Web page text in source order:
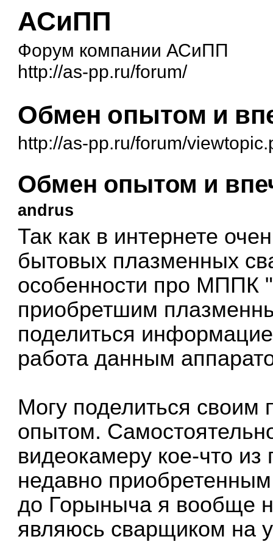
АСиПП
Форум компании АСиПП
http://as-pp.ru/forum/
Обмен опытом и
http://as-pp.ru/forum/
Обмен опытом и
andrus
Так как в интернете
бытовых плазменных
особенности про МППК
приобретшим
поделиться
работа данным
Могу поделиться
опытом.
видеокамеру кое-что
недавно
до Горыныча я вообще
являюсь сварщиком на